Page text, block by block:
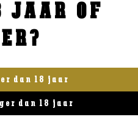
BESTELLEN
JAAR OF
dan 18 jaar
dan 18 jaar